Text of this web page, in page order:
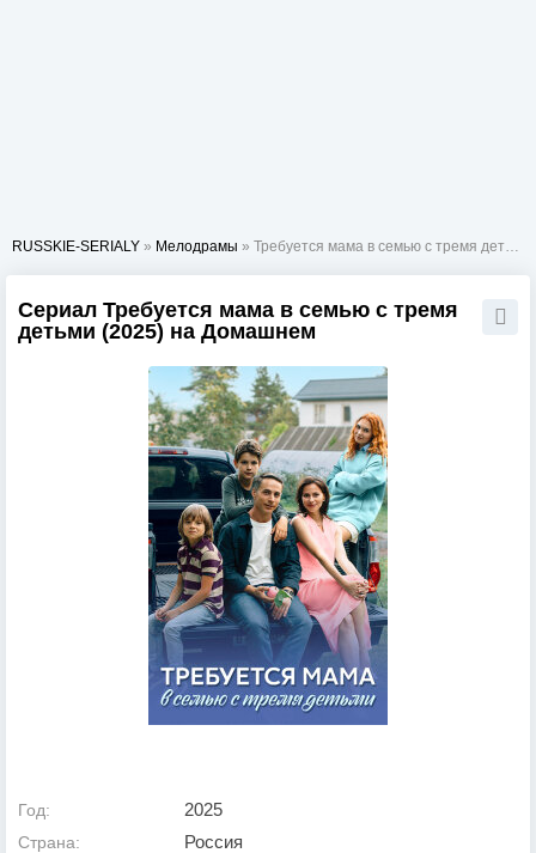
RUSSKIE-SERIALY » Мелодрамы » Требуется мама в семью с тремя детьми
Сериал Требуется мама в семью с тремя
детьми (2025) на Домашнем
Год: 2025
Страна: Россия